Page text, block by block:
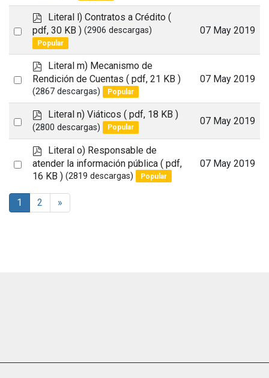
Select
p
d
f
Literal l) Contratos a Crédito (
pdf, 30 KB ) (2906 descargas)
Popular
07 May 2019
Select
p
d
f
Literal m) Mecanismo de
Rendición de Cuentas ( pdf, 21 KB )
(2867 descargas) Popular
07 May 2019
Select
an
p
d
f
Literal n) Viáticos ( pdf, 18 KB )
(2800 descargas) Popular
07 May 2019
Select
item
p
d
f
Literal o) Responsable de
atender la información pública ( pdf,
16 KB ) (2819 descargas) Popular
07 May 2019
1 2 »